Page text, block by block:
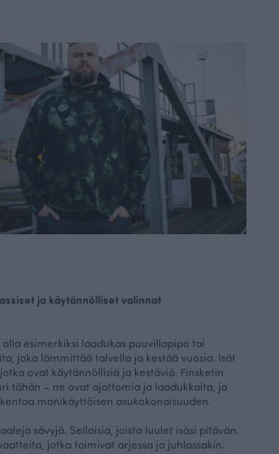
ja käytännölliset valinnat
esimerkiksi laadukas puuvillapipo tai
, joka lämmittää talvella ja kestää vuosia. Isät
ovat käytännöllisiä ja kestäviä. Finsketin
tähän – ne ovat ajattomia ja laadukkaita, ja
monikäyttöisen asukokonaisuuden.
sävyjä. Sellaisia, joista luulet isäsi pitävän.
jotka toimivat arjessa ja juhlassakin.